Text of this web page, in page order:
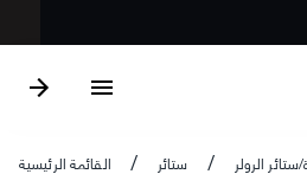
القائمة الرئيسية / ستائر / الرولر